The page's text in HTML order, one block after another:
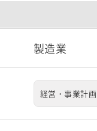
製造業
経営・事業計画